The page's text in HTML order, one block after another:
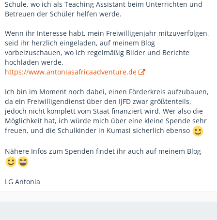
Schule, wo ich als Teaching Assistant beim Unterrichten und
Betreuen der Schüler helfen werde.
Wenn ihr Interesse habt, mein Freiwilligenjahr mitzuverfolgen,
seid ihr herzlich eingeladen, auf meinem Blog
vorbeizuschauen, wo ich regelmäßig Bilder und Berichte
hochladen werde.
https://www.antoniasafricaadventure.de
Ich bin im Moment noch dabei, einen Förderkreis aufzubauen,
da ein Freiwilligendienst über den IJFD zwar größtenteils,
jedoch nicht komplett vom Staat finanziert wird. Wer also die
Möglichkeit hat, ich würde mich über eine kleine Spende sehr
freuen, und die Schulkinder in Kumasi sicherlich ebenso
Nähere Infos zum Spenden findet ihr auch auf meinem Blog
LG Antonia